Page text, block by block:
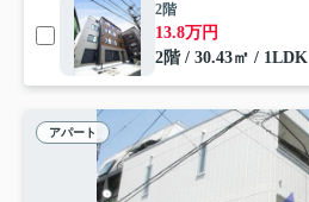
2階
13.8万円
2階 / 30.43㎡ / 1LDK
アパート